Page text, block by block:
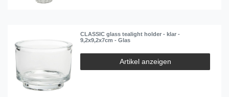
CLASSIC glass tealight holder - klar -
9,2x9,2x7cm - Glas
Artikel anzeigen